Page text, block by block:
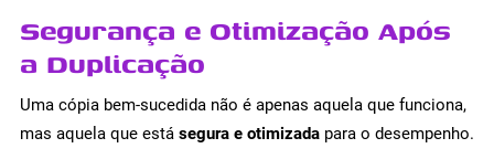
Segurança e Otimização Após
a Duplicação
Uma cópia bem-sucedida não é apenas aquela que funciona,
mas aquela que está segura e otimizada para o desempenho.